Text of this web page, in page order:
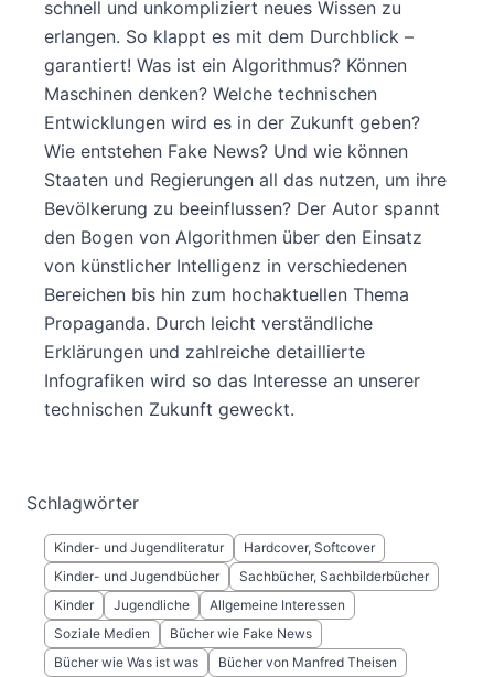
schnell und unkompliziert neues Wissen zu
erlangen. So klappt es mit dem Durchblick –
garantiert! Was ist ein Algorithmus? Können
Maschinen denken? Welche technischen
Entwicklungen wird es in der Zukunft geben?
Wie entstehen Fake News? Und wie können
Staaten und Regierungen all das nutzen, um ihre
Bevölkerung zu beeinflussen? Der Autor spannt
den Bogen von Algorithmen über den Einsatz
von künstlicher Intelligenz in verschiedenen
Bereichen bis hin zum hochaktuellen Thema
Propaganda. Durch leicht verständliche
Erklärungen und zahlreiche detaillierte
Infografiken wird so das Interesse an unserer
technischen Zukunft geweckt.
Schlagwörter
Kinder- und Jugendliteratur
Hardcover, Softcover
Kinder- und Jugendbücher
Sachbücher, Sachbilderbücher
Kinder
Jugendliche
Allgemeine Interessen
Soziale Medien
Bücher wie Fake News
Bücher wie Was ist was
Bücher von Manfred Theisen